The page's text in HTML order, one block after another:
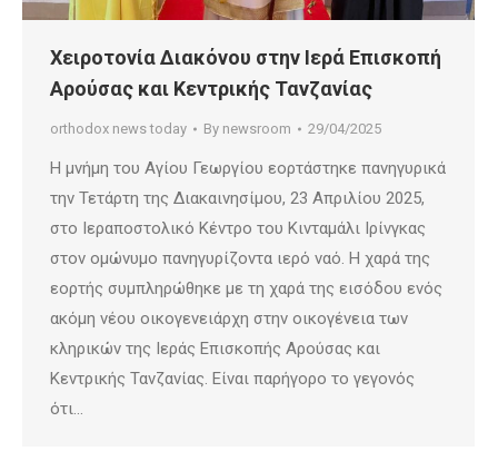
Χειροτονία Διακόνου στην Ιερά Επισκοπή
Αρούσας και Κεντρικής Τανζανίας
orthodox news today By newsroom 29/04/2025
Η μνήμη του Αγίου Γεωργίου εορτάστηκε πανηγυρικά
την Τετάρτη της Διακαινησίμου, 23 Απριλίου 2025,
στο Ιεραποστολικό Κέντρο του Κινταμάλι Ιρίνγκας
στον ομώνυμο πανηγυρίζοντα ιερό ναό. Η χαρά της
εορτής συμπληρώθηκε με τη χαρά της εισόδου ενός
ακόμη νέου οικογενειάρχη στην οικογένεια των
κληρικών της Ιεράς Επισκοπής Αρούσας και
Κεντρικής Τανζανίας. Είναι παρήγορο το γεγονός
ότι…